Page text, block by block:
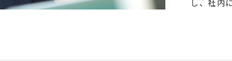
し、社内